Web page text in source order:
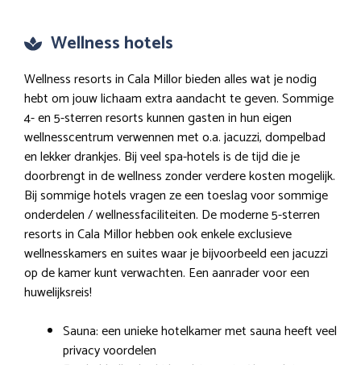
Wellness hotels
Wellness resorts in Cala Millor bieden alles wat je nodig
hebt om jouw lichaam extra aandacht te geven. Sommige
4- en 5-sterren resorts kunnen gasten in hun eigen
wellnesscentrum verwennen met o.a. jacuzzi, dompelbad
en lekker drankjes. Bij veel spa-hotels is de tijd die je
doorbrengt in de wellness zonder verdere kosten mogelijk.
Bij sommige hotels vragen ze een toeslag voor sommige
onderdelen / wellnessfaciliteiten. De moderne 5-sterren
resorts in Cala Millor hebben ook enkele exclusieve
wellnesskamers en suites waar je bijvoorbeeld een jacuzzi
op de kamer kunt verwachten. Een aanrader voor een
huwelijksreis!
Sauna: een unieke hotelkamer met sauna heeft veel
privacy voordelen